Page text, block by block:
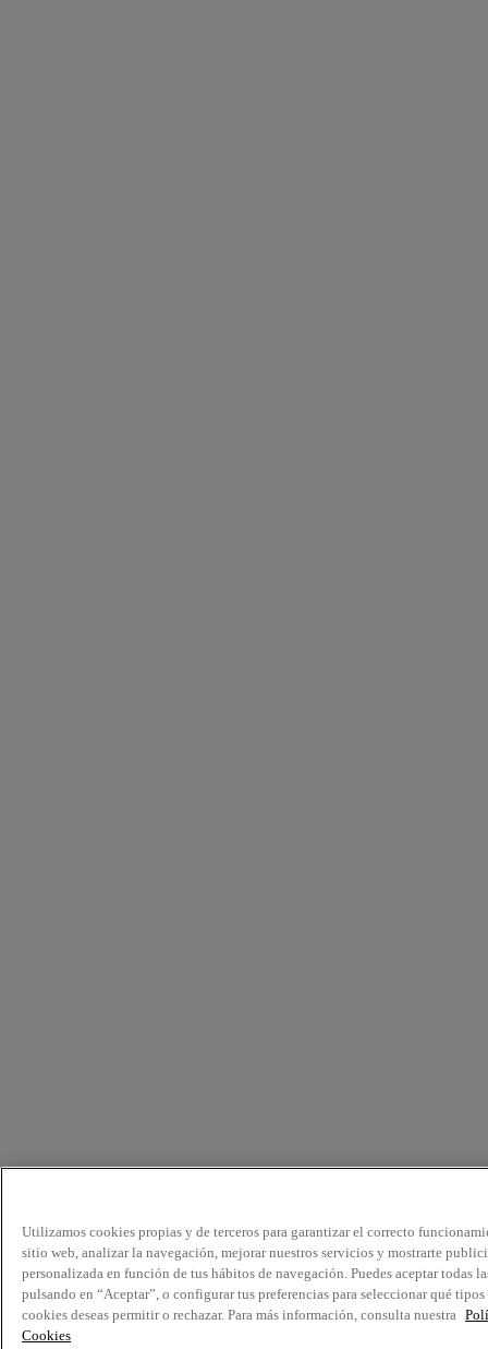
Utilizamos cookies propias y de terceros para garantizar el correcto
sitio web, analizar la navegación, mejorar nuestros servicios y mostrarte
personalizada en función de tus hábitos de navegación. Puedes aceptar todas
pulsando en “Aceptar”, o configurar tus preferencias para seleccionar qué tipos
cookies deseas permitir o rechazar. Para más información, consulta nuestra
Cookies